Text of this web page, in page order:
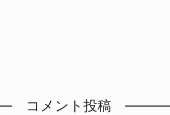
コメント投稿